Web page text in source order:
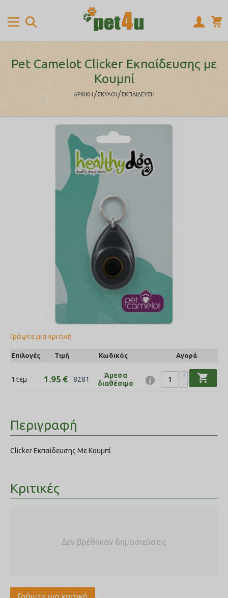
Pet Camelot Clicker Εκπαίδευσης με
Κουμπί
ΑΡΧΙΚΉ / ΣΚΥΛΟΙ / ΕΚΠΑΙΔΕΥΣΗ
Γράψτε μια κριτική
Επιλογές Τιμή Κωδικός Αγορά
1τεμ 1.95 € 8281
Άμεσα
διαθέσιμο
+
−
shopping_cart
Περιγραφή
Clicker Εκπαίδευσης Με Κουμπί
Κριτικές
Δεν βρέθηκαν δημοσιεύσεις